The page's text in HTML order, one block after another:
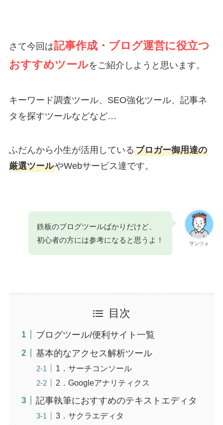
さて今回は記事作成・ブログ運営に役立つ
おすすめツールをご紹介しようと思います。
キーワード調査ツール、SEO強化ツール、記事ネ
タを探すツールなどなど…
ふだんから小生が活用しているブロガー御用達の
厳選ツールやWebサービス達です。
サンツォ
鉄板のブログツールばかりだけど、
初心者の方には参考になると思うよ！
目次
ブログツール/便利サイト一覧
基本的なアクセス解析ツール
1．サーチコンソール
2．Googleアナリティクス
記事執筆におすすめのテキストエディタ
3．サクラエディタ